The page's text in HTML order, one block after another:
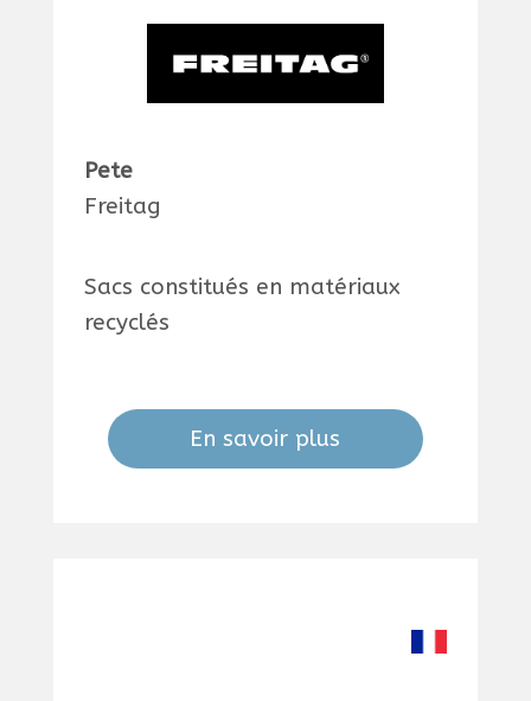
Pete
Freitag
Sacs constitués en matériaux
recyclés
En savoir plus